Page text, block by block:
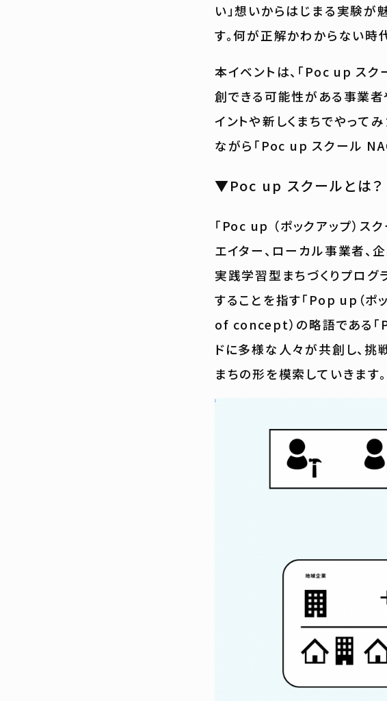
い」想いからはじまる実験が
す。何が正解かわからない時
本イベントは、「Poc up ス
創できる可能性がある事業
イントや新しくまちでやって
ながら「Poc up スクール
▼Poc up スクールとは？
「Poc up （ポックアップ）ス
エイター、ローカル事業者、
実践学習型まちづくりプログ
することを指す「Pop up（ポ
of concept）の略語である「
ドに多様な人々が共創し、
まちの形を模索していきます。